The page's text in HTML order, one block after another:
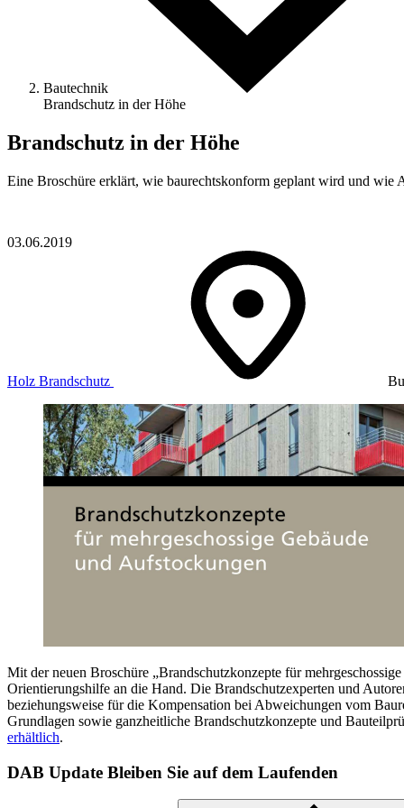
Bautechnik
Brandschutz in der Höhe
Brandschutz in der Höhe
Eine Broschüre erklärt, wie baurechtskonform geplant wird und wie
03.06.2019
Holz Brandschutz
Mit der neuen Broschüre „Brandschutzkonzepte für
Orientierungshilfe an die Hand. Die Brandschutzexperten und
beziehungsweise für die Kompensation bei Abweichungen vom
Grundlagen sowie ganzheitliche Brandschutzkonzepte und
erhältlich.
DAB Update Bleiben Sie auf dem Laufenden